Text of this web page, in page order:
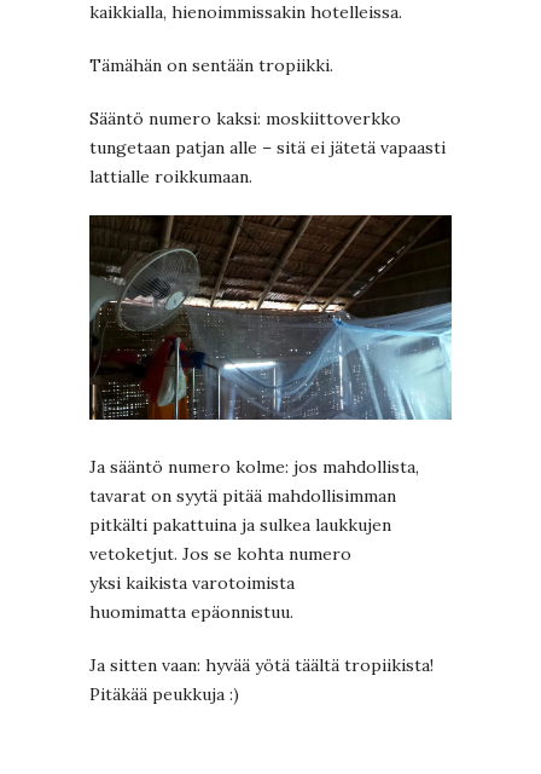
kaikkialla, hienoimmissakin hotelleissa.
Tämähän on sentään tropiikki.
Sääntö numero kaksi: moskiittoverkko
tungetaan patjan alle – sitä ei jätetä vapaasti
lattialle roikkumaan.
Ja sääntö numero kolme: jos mahdollista,
tavarat on syytä pitää mahdollisimman
pitkälti pakattuina ja sulkea laukkujen
vetoketjut. Jos se kohta numero
yksi kaikista varotoimista
huomimatta epäonnistuu.
Ja sitten vaan: hyvää yötä täältä tropiikista!
Pitäkää peukkuja :)